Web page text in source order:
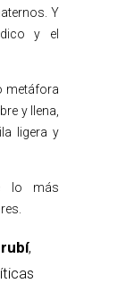
Y
y el
metáfora
y llena,
ligera y
lo más
,